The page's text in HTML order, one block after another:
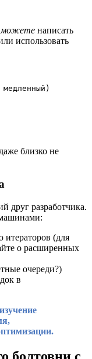
можете написать
использовать
близко не
друг разработчика.
итераторов (для
о расширенных
очереди?)
в